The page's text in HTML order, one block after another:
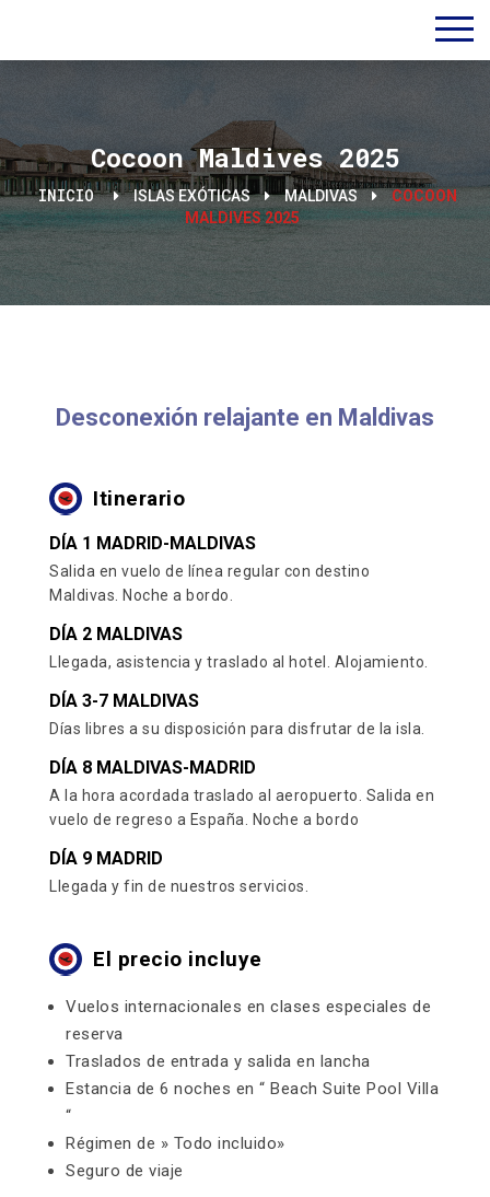
Cocoon Maldives 2025
INICIO ISLAS EXÓTICAS MALDIVAS
COCOON
MALDIVES 2025
Desconexión relajante en Maldivas
Itinerario
DÍA 1 MADRID-MALDIVAS
Salida en vuelo de línea regular con destino
Maldivas. Noche a bordo.
DÍA 2 MALDIVAS
Llegada, asistencia y traslado al hotel. Alojamiento.
DÍA 3-7 MALDIVAS
Días libres a su disposición para disfrutar de la isla.
DÍA 8 MALDIVAS-MADRID
A la hora acordada traslado al aeropuerto. Salida en
vuelo de regreso a España. Noche a bordo
DÍA 9 MADRID
Llegada y fin de nuestros servicios.
El precio incluye
Vuelos internacionales en clases especiales de
reserva
Traslados de entrada y salida en lancha
Estancia de 6 noches en “ Beach Suite Pool Villa
“
Régimen de » Todo incluido»
Seguro de viaje